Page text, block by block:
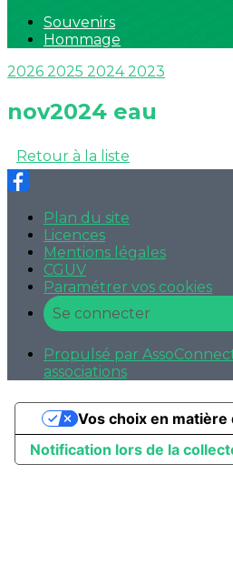
Souvenirs
Hommage
2026 2025 20242023
nov2024 eau
Retour à la liste
Plan du site
Licences
Mentions légales
CGUV
Paramétrer vos cookies
Se connecter
Propulsé par
associations
Notification lors de la
Vos choix en